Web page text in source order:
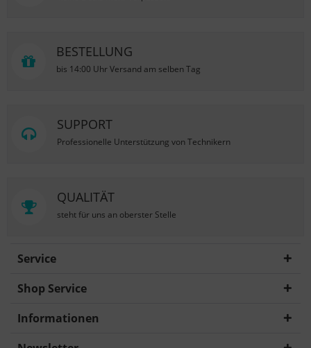
BESTELLUNG
bis 14:00 Uhr Versand am selben Tag
SUPPORT
Professionelle Unterstützung von Technikern
QUALITÄT
steht für uns an oberster Stelle
Service
Shop Service
Informationen